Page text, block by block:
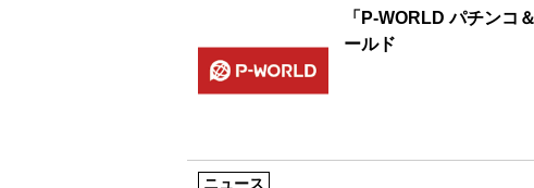
「P-WORLD パチンコ
ールド
ニュース